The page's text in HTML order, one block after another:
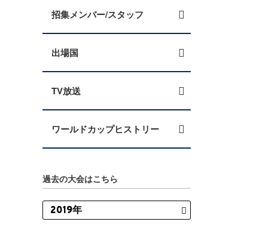
招集メンバー/スタッフ
出場国
TV放送
ワールドカップヒストリー
過去の大会はこちら